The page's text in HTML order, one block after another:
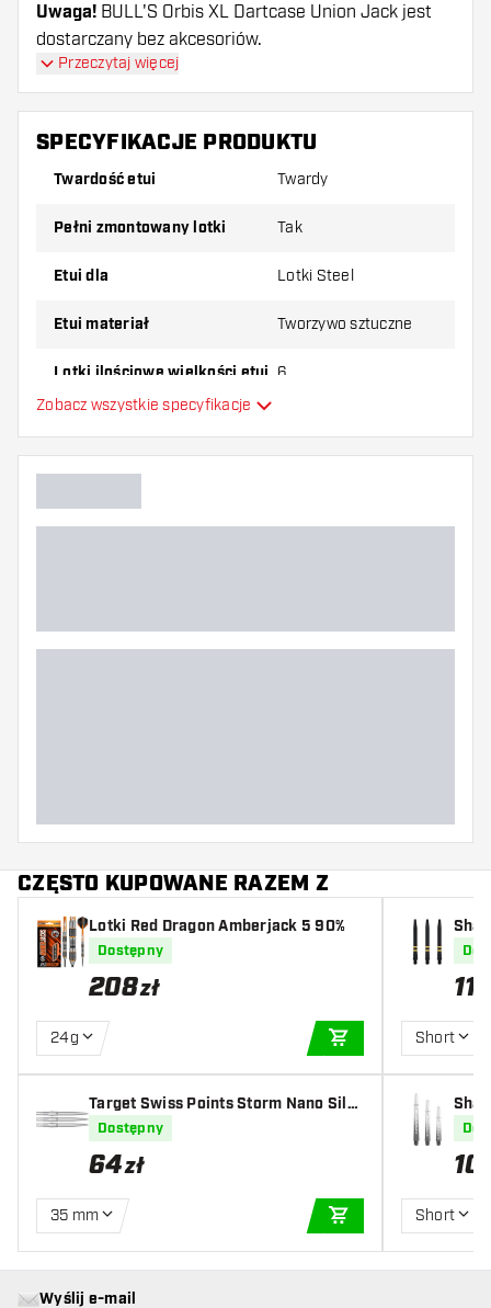
Uwaga! BULL'S Orbis XL Dartcase Union Jack jest
dostarczany bez akcesoriów.
Przeczytaj więcej
SPECYFIKACJE PRODUKTU
Twardość etui Twardy
pełni zmontowany lotki Tak
Etui dla Lotki Steel
Etui materiał Tworzywo sztuczne
Lotki ilościowe wielkości etui 6
Zobacz wszystkie specyfikacje
CZĘSTO KUPOWANE RAZEM Z
Lotki Red Dragon Amberjack 5 90%
Dostępny
208zł
24g
DODAJ DO
Target Swiss Points Storm Nano Silv
er
Dostępny
64zł
35 mm
DODAJ DO
11
Short
ar
10
Short
Wyślij e-mail